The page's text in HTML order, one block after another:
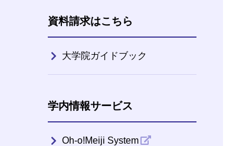
資料請求はこちら
大学院ガイドブック
学内情報サービス
Oh-o!Meiji System